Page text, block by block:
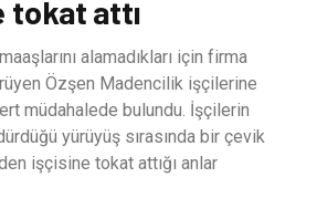
tokat attı
alamadıkları için firma
Özşen Madencilik işçilerine
müdahalede bulundu. İşçilerin
yürüyüş sırasında bir çevik
işçisine tokat attığı anlar